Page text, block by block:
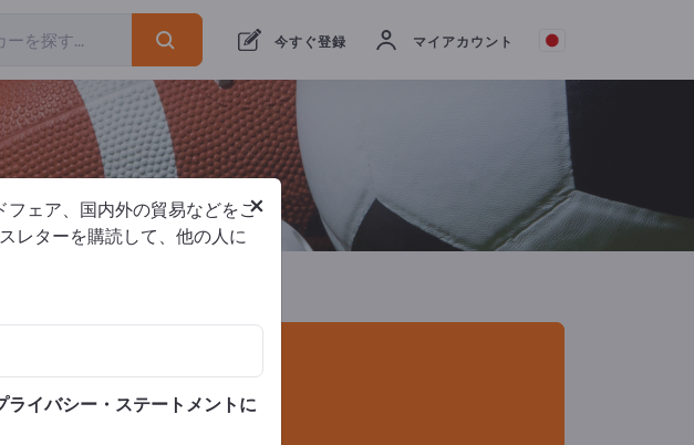
今すぐ登録 マイアカウント
輸出業者 1 メーカー
×
フェア、国内外の貿易などをご
レターを購読して、他の人に
イバシー・ステートメントに